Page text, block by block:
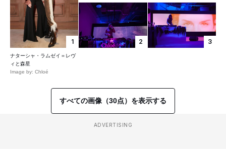
1
ナターシャ・ラムゼイ＝レヴ
ィと森星
Image by: Chloé
2 3
すべての画像（30点）を表示する
ADVERTISING